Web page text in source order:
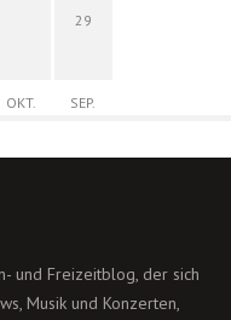
OKT.
29
SEP.
und Freizeitblog, der sich
Musik und Konzerten,